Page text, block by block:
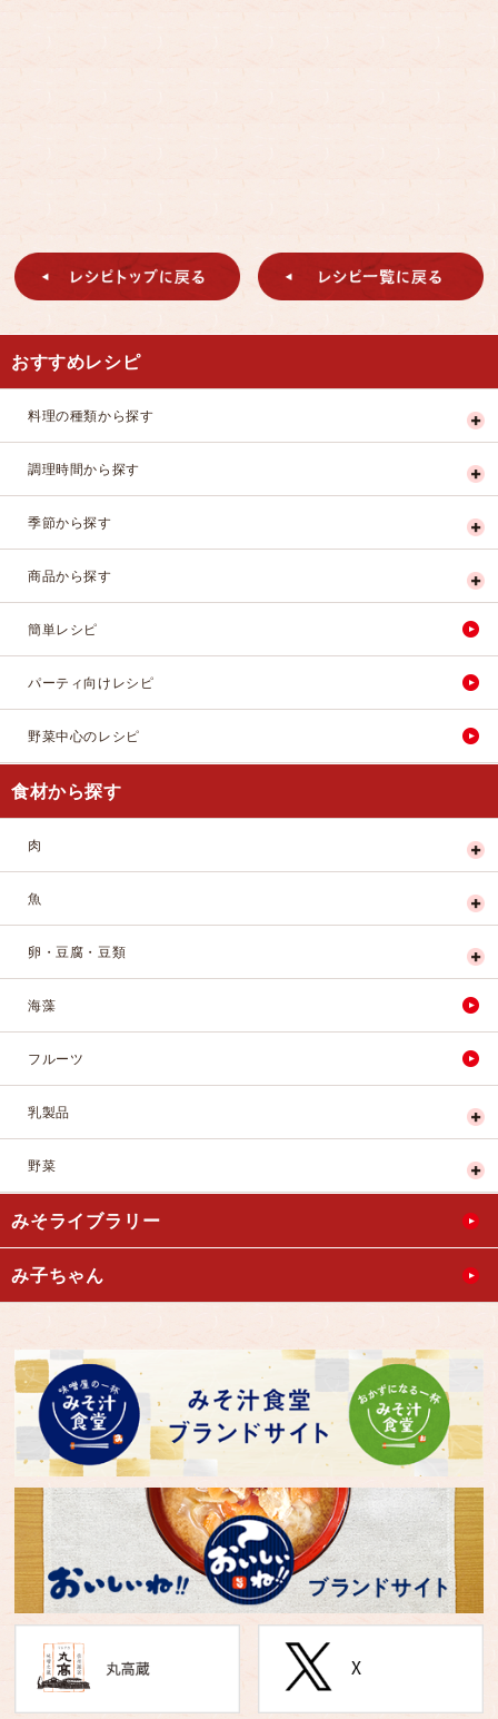
おすすめレシピ
料理の種類から探す
調理時間から探す
季節から探す
商品から探す
簡単レシピ
パーティ向けレシピ
野菜中心のレシピ
食材から探す
肉
魚
卵・豆腐・豆類
海藻
フルーツ
乳製品
野菜
みそライブラリー
み子ちゃん